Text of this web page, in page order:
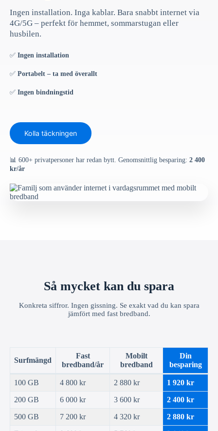
Ingen installation. Inga kablar. Bara snabbt internet via
4G/5G – perfekt för hemmet, sommarstugan eller
husbilen.
✅ Ingen installation
✅ Portabelt – ta med överallt
✅ Ingen bindningstid
Kolla täckningen
📊 600+ privatpersoner har redan bytt. Genomsnittlig besparing: 2 400
kr/år
Så mycket kan du spara
Konkreta siffror. Ingen gissning. Se exakt vad du kan spara
jämfört med fast bredband.
Surfmängd
Fast
bredband/år
Mobilt
bredband
Din
besparing
100 GB 4 800 kr 2 880 kr 1 920 kr
200 GB 6 000 kr 3 600 kr 2 400 kr
500 GB 7 200 kr 4 320 kr 2 880 kr